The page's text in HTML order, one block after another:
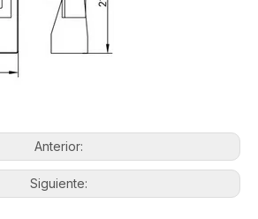
Anterior:
Siguiente: